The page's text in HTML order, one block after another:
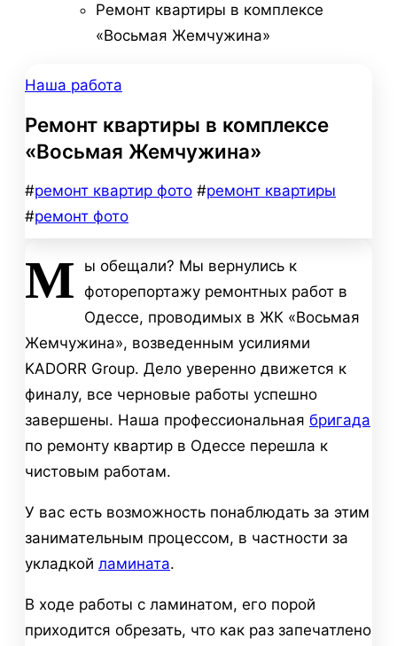
Ремонт квартиры в комплексе
«Восьмая Жемчужина»
Наша работа
Ремонт квартиры в комплексе
«Восьмая Жемчужина»
#ремонт квартир фото #ремонт квартиры
#ремонт фото
М
ы обещали? Мы вернулись к
фоторепортажу ремонтных работ в
Одессе, проводимых в ЖК «Восьмая
Жемчужина», возведенным усилиями
KADORR Group. Дело уверенно движется к
финалу, все черновые работы успешно
завершены. Наша профессиональная бригада
по ремонту квартир в Одессе перешла к
чистовым работам.
У вас есть возможность понаблюдать за этим
занимательным процессом, в частности за
укладкой ламината.
В ходе работы с ламинатом, его порой
приходится обрезать, что как раз запечатлено